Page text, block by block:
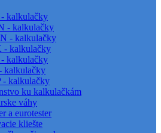
kalkulačky
- kalkulačky
- kalkulačky
- kalkulačky
kalkulačky
kalkulačky
- kalkulačky
ku kalkulačkám
váhy
a eurotester
kliešte